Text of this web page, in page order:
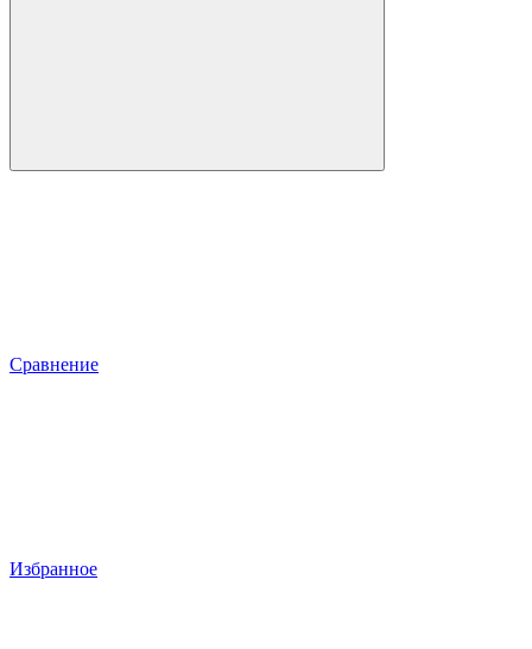
Сравнение
Избранное